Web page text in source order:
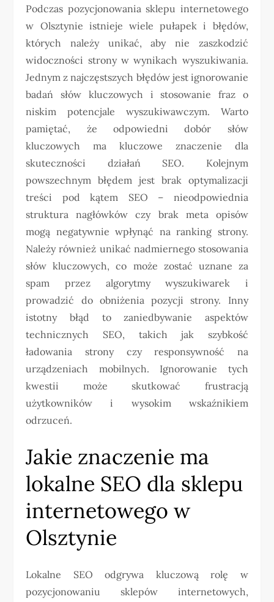
Podczas pozycjonowania sklepu internetowego
w Olsztynie istnieje wiele pułapek i błędów,
których należy unikać, aby nie zaszkodzić
widoczności strony w wynikach wyszukiwania.
Jednym z najczęstszych błędów jest ignorowanie
badań słów kluczowych i stosowanie fraz o
niskim potencjale wyszukiwawczym. Warto
pamiętać, że odpowiedni dobór słów
kluczowych ma kluczowe znaczenie dla
skuteczności działań SEO. Kolejnym
powszechnym błędem jest brak optymalizacji
treści pod kątem SEO – nieodpowiednia
struktura nagłówków czy brak meta opisów
mogą negatywnie wpłynąć na ranking strony.
Należy również unikać nadmiernego stosowania
słów kluczowych, co może zostać uznane za
spam przez algorytmy wyszukiwarek i
prowadzić do obniżenia pozycji strony. Inny
istotny błąd to zaniedbywanie aspektów
technicznych SEO, takich jak szybkość
ładowania strony czy responsywność na
urządzeniach mobilnych. Ignorowanie tych
kwestii może skutkować frustracją
użytkowników i wysokim wskaźnikiem
odrzuceń.
Jakie znaczenie ma
lokalne SEO dla sklepu
internetowego w
Olsztynie
Lokalne SEO odgrywa kluczową rolę w
pozycjonowaniu sklepów internetowych,